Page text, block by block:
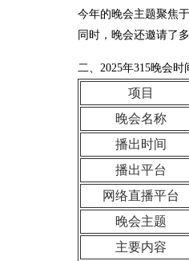
今年的晚会主题聚焦
同时，晚会还邀请了
二、2025年315晚会时
项目
晚会名称
播出时间
播出平台
网络直播平台
晚会主题
主要内容